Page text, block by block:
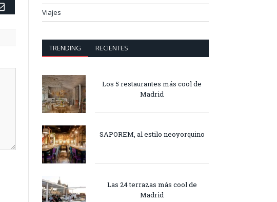
Email
Viajes
TRENDING RECIENTES
Los 5 restaurantes más cool de
Madrid
SAPOREM, al estilo neoyorquino
Las 24 terrazas más cool de
Madrid